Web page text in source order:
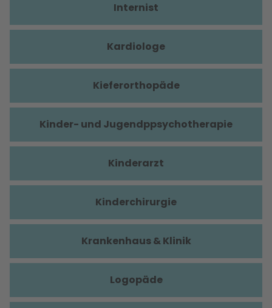
Internist
Kardiologe
Kieferorthopäde
Kinder- und Jugendppsychotherapie
Kinderarzt
Kinderchirurgie
Krankenhaus & Klinik
Logopäde